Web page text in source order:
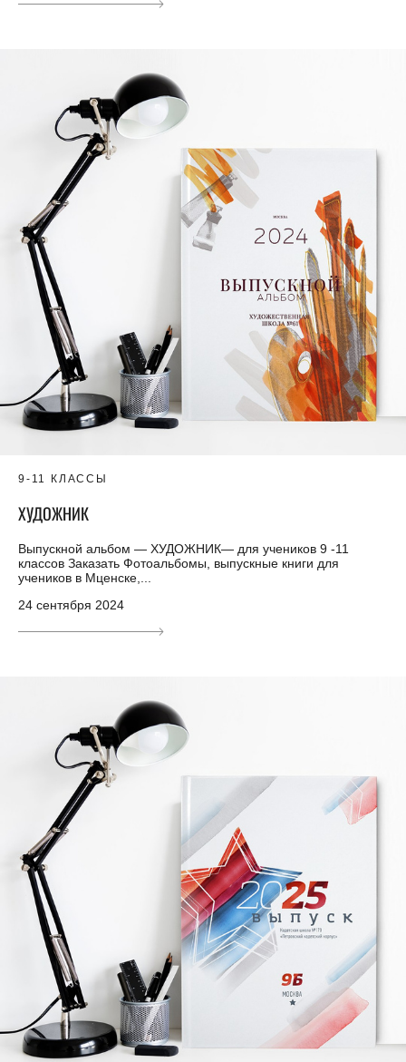
9-11 КЛАССЫ
ХУДОЖНИК
Выпускной альбом — ХУДОЖНИК— для учеников 9 -11
классов Заказать Фотоальбомы, выпускные книги для
учеников в Мценске,...
24 сентября 2024